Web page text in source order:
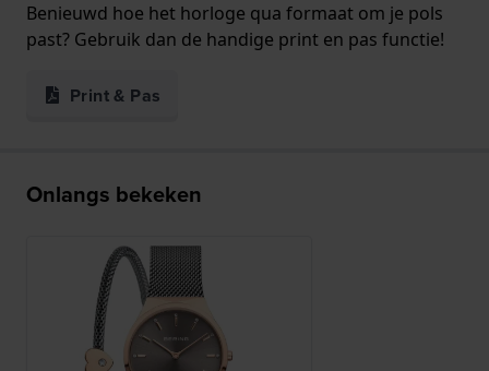
Benieuwd hoe het horloge qua formaat om je pols
past? Gebruik dan de handige print en pas functie!
Print & Pas
Onlangs bekeken